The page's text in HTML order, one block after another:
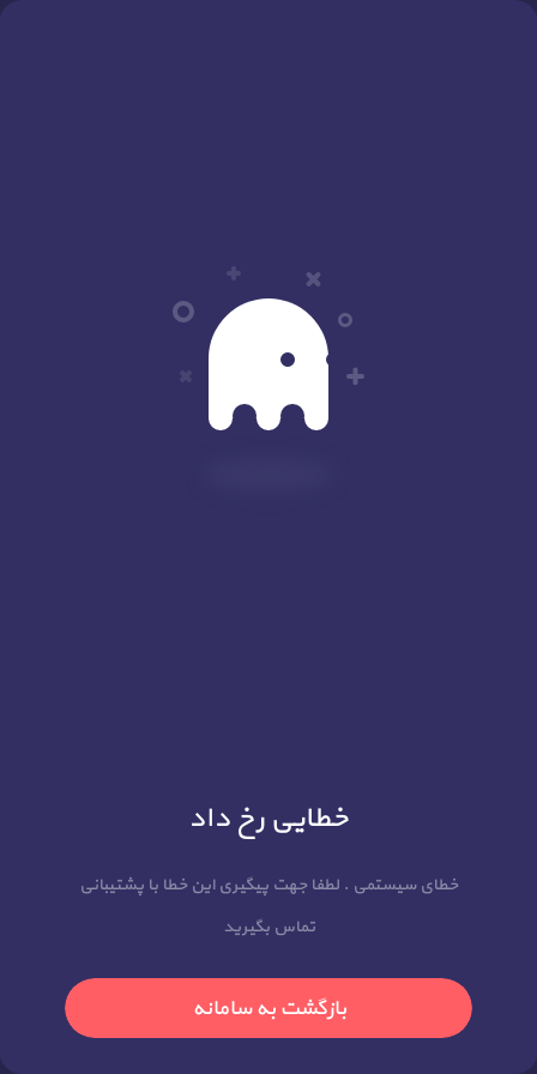
خطایی رخ داد
خطای سیستمی . لطفا جهت پیگیری این خطا با پشتیبانی
تماس بگیرید
بازگشت به سامانه